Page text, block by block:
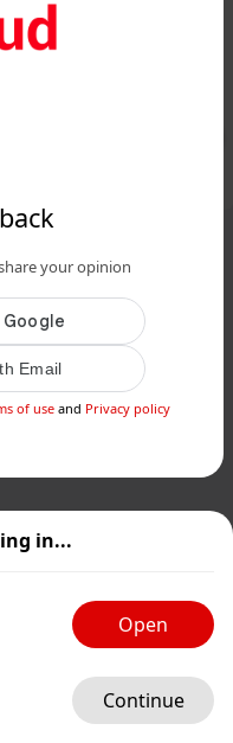
in...
Open
Continue
your opinion
Email
of use and Privacy policy
Notte Europea dei
siti aperti a 1